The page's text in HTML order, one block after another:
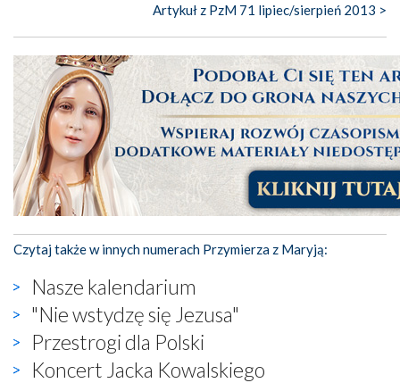
Artykuł z PzM 71 lipiec/sierpień 2013 >
Czytaj także w innych numerach Przymierza z Maryją:
Nasze kalendarium
"Nie wstydzę się Jezusa"
Przestrogi dla Polski
Koncert Jacka Kowalskiego